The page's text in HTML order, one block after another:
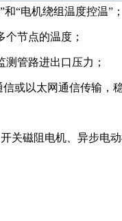
“电机绕组温度控温”；
节点的温度；
管路进出口压力；
或以太网通信传输，
关磁阻电机、异步电